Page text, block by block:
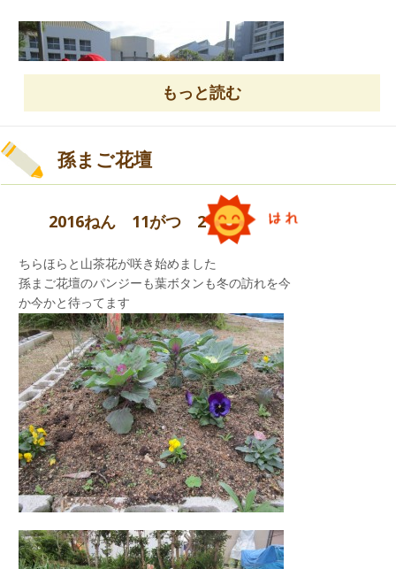
たくさんのプレゼントを頂いて
大喜びの青組さんでした。
「ご飯つくってあげるね。」「お願いします。」
「美味しい美味しいスープになあれ！」「かぼち
もっと読む
孫まご花壇
2016ねん 11がつ 21にち
ちらほらと山茶花が咲き始めました
孫まご花壇のパンジーも葉ボタンも冬の訪れを今
か今かと待ってます